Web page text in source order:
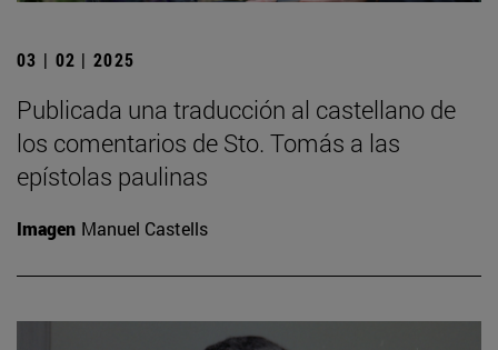
03 | 02 | 2025
Publicada una traducción al castellano de
los comentarios de Sto. Tomás a las
epístolas paulinas
Imagen Manuel Castells